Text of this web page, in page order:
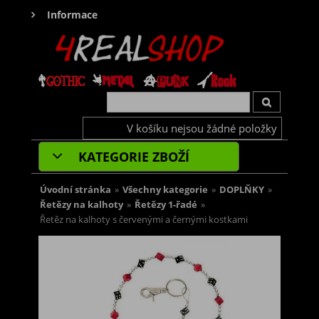
Informace
V košíku nejsou žádné položky
KATEGORIE ZBOŽÍ
Úvodní stránka » Všechny kategorie » DOPLŇKY »
Řetězy na kalhoty » Řetězy 1-řadé »
Řetěz na kalhoty s červenými a černými kostkami